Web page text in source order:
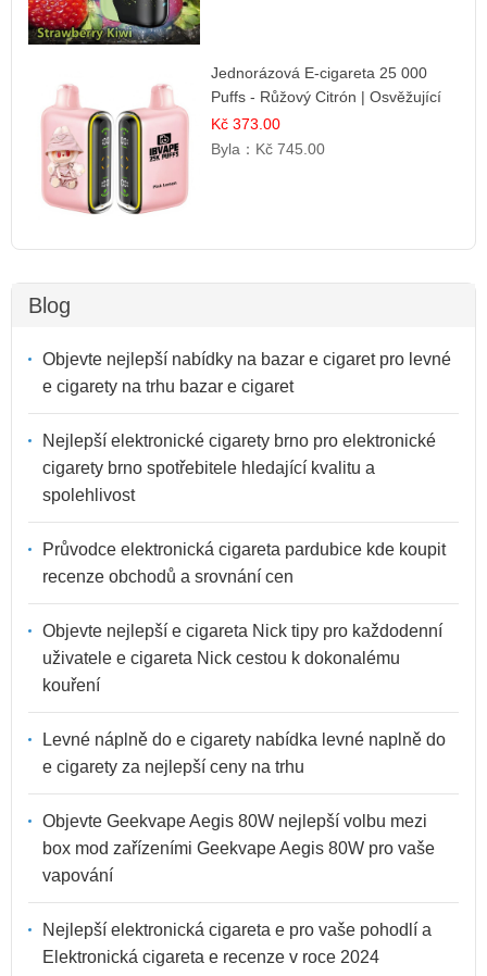
Jednorázová E-cigareta 25 000
Puffs - Růžový Citrón | Osvěžující
citrusová příchuť
Kč 373.00
Byla： Kč 745.00
Blog
Objevte nejlepší nabídky na bazar e cigaret pro levné
e cigarety na trhu bazar e cigaret
Nejlepší elektronické cigarety brno pro elektronické
cigarety brno spotřebitele hledající kvalitu a
spolehlivost
Průvodce elektronická cigareta pardubice kde koupit
recenze obchodů a srovnání cen
Objevte nejlepší e cigareta Nick tipy pro každodenní
uživatele e cigareta Nick cestou k dokonalému
kouření
Levné náplně do e cigarety nabídka levné naplně do
e cigarety za nejlepší ceny na trhu
Objevte Geekvape Aegis 80W nejlepší volbu mezi
box mod zařízeními Geekvape Aegis 80W pro vaše
vapování
Nejlepší elektronická cigareta e pro vaše pohodlí a
Elektronická cigareta e recenze v roce 2024